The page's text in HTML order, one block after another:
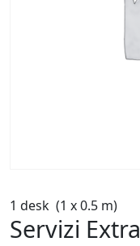
1 desk (1 x 0.5 m)
Servizi Extra